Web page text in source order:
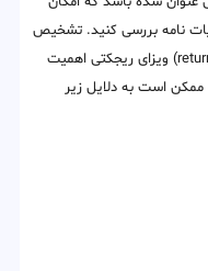
نامه بررسی کنید. تشخیص
میان عدم پذیرش (refusal) و یا استرداد (return) ویزای ریجکتی اهمیت
ممکن است به دلایل زیر